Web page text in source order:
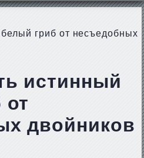
гриб от несъедобных
истинный
двойников